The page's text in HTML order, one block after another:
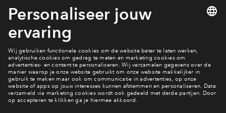
een magneetbord;
boekenplanken.
Bekijk woningaanbod